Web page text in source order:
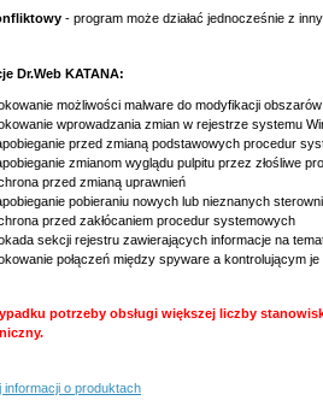
- program może działać jednocześnie z
Dr.Web KATANA:
możliwości malware do modyfikacji
wprowadzania zmian w rejestrze systemu
przed zmianą podstawowych procedur
zmianom wyglądu pulpitu przez złośliwe
przed zmianą uprawnień
pobieraniu nowych lub nieznanych
przed zakłócaniem procedur systemowych
sekcji rejestru zawierających informacje na
połączeń między spyware a kontrolującym
potrzeby obsługi większej liczby
informacji o produktach